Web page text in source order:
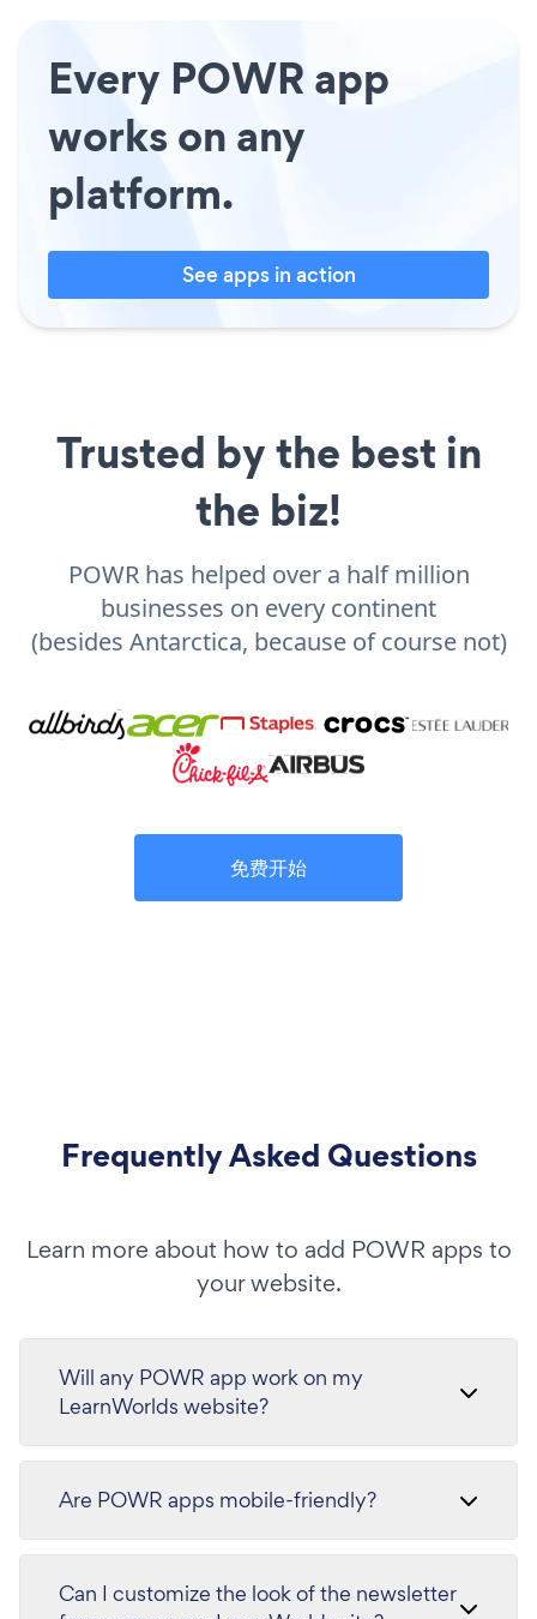
Every POWR app
works on any
platform.
See apps in action
Trusted by the best in
the biz!
POWR has helped over a half million
businesses on every continent
(besides Antarctica, because of course not)
免费开始
Frequently Asked Questions
Learn more about how to add POWR apps to
your website.
Will any POWR app work on my
LearnWorlds website?
Are POWR apps mobile-friendly?
Can I customize the look of the newsletter